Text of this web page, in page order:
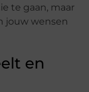
te gaan, maar
jouw wensen
en